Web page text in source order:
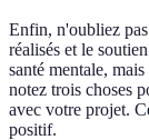
Enfin, n'oubliez
réalisés et le
santé mentale,
notez trois choses
avec votre projet.
positif.